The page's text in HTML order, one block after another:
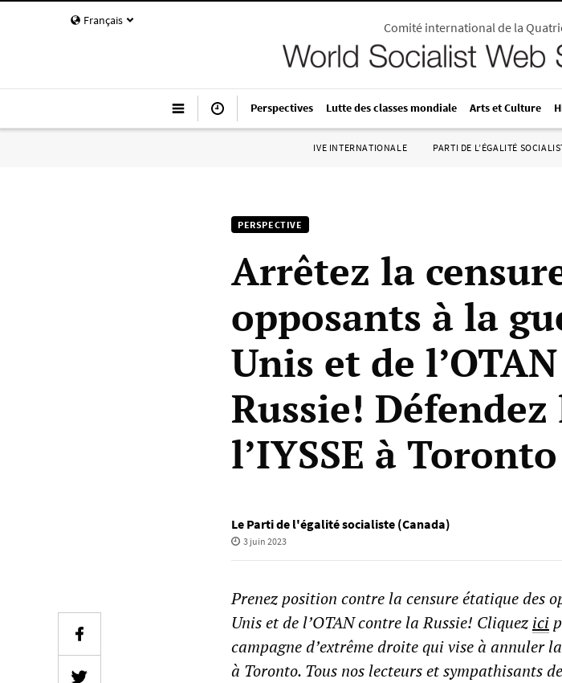
Français Comité international de la
Perspectives Lutte des classes mondiale Arts et Culture
IVE INTERNATIONALE PARTI DE L’ÉGALITÉ
PERSPECTIVE
Arrêtez la
opposants à la
Unis et de
Russie!
l’IYSSE à
Le Parti de l'égalité socialiste (Canada)
3 juin 2023
Prenez position contre la censure étatique des
Unis et de l’OTAN contre la Russie! Cliquez ici
campagne d’extrême droite qui vise à annuler
à Toronto. Tous nos lecteurs et sympathisants